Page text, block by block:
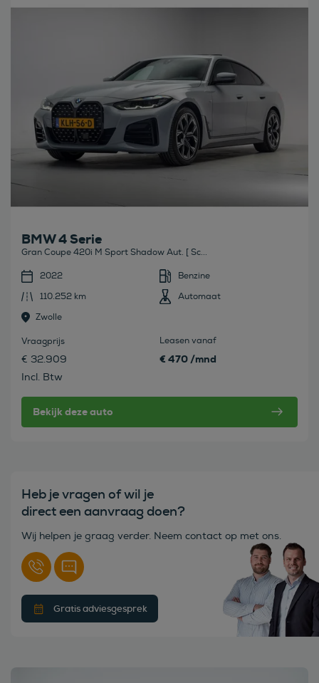
Bekijk deze auto
BMW 4 Serie
Gran Coupe 420i M Sport Shadow Aut. [ Sc...
2022
Benzine
110.252 km
Automaat
Zwolle
Vraagprijs
€ 32.909
Incl. Btw
Leasen vanaf
€ 470 /mnd
Bekijk deze auto
Heb je vragen of wil je
direct een aanvraag doen?
Wij helpen je graag verder. Neem contact op met ons.
Gratis adviesgesprek